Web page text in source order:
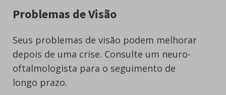
Problemas de Visão
Seus problemas de visão podem melhorar
depois de uma crise. Consulte um neuro-
oftalmologista para o seguimento de
longo prazo.